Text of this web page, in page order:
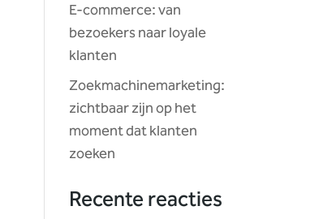
E-commerce: van
bezoekers naar loyale
klanten
Zoekmachinemarketing:
zichtbaar zijn op het
moment dat klanten
zoeken
Recente reacties